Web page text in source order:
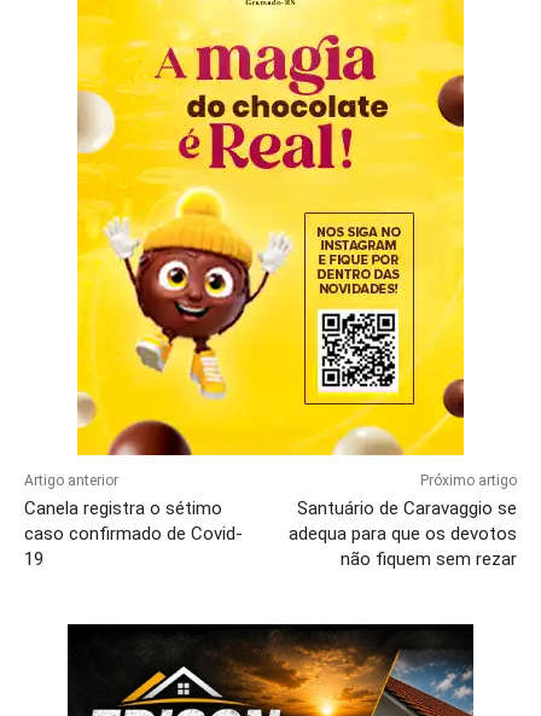
Artigo anterior
Canela registra o sétimo
caso confirmado de Covid-
19
Próximo artigo
Santuário de Caravaggio se
adequa para que os devotos
não fiquem sem rezar